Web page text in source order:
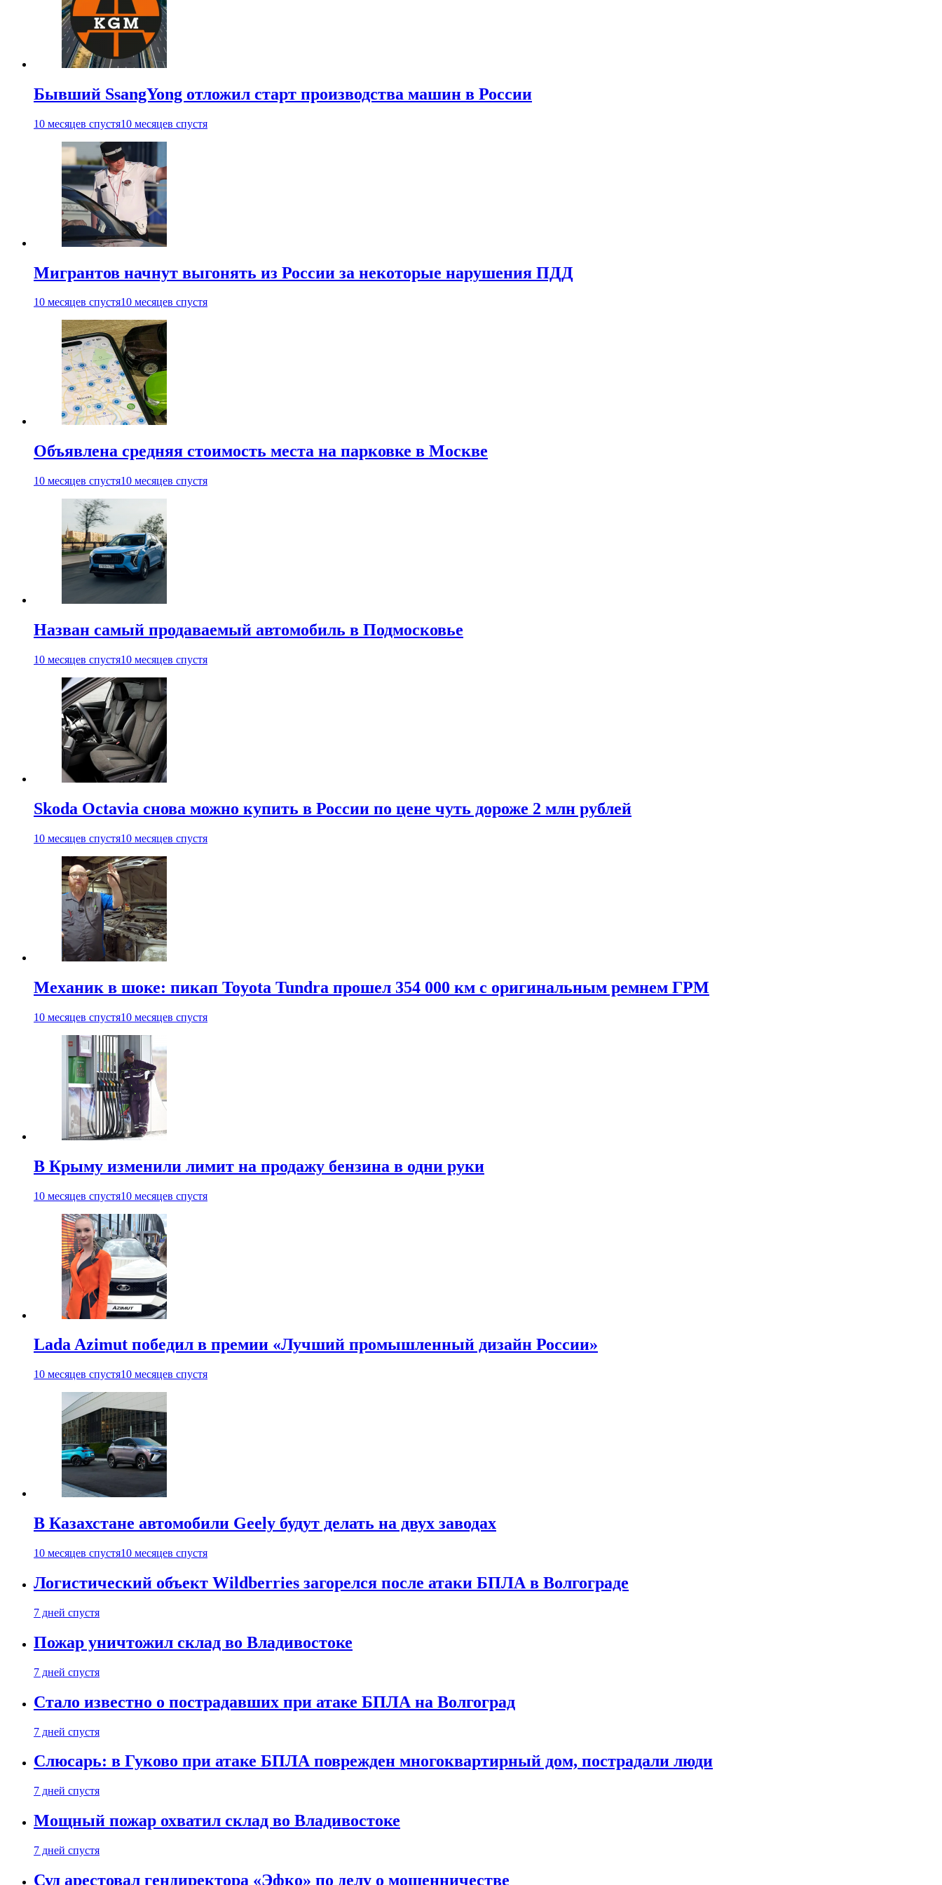
Бывший SsangYong отложил старт производства машин в России
10 месяцев спустя10 месяцев спустя
Мигрантов начнут выгонять из России за некоторые нарушения ПДД
10 месяцев спустя10 месяцев спустя
Объявлена средняя стоимость места на парковке в Москве
10 месяцев спустя10 месяцев спустя
Назван самый продаваемый автомобиль в Подмосковье
10 месяцев спустя10 месяцев спустя
Skoda Octavia снова можно купить в России по цене чуть дороже 2 млн рублей
10 месяцев спустя10 месяцев спустя
Механик в шоке: пикап Toyota Tundra прошел 354 000 км с оригинальным ремнем ГРМ
10 месяцев спустя10 месяцев спустя
В Крыму изменили лимит на продажу бензина в одни руки
10 месяцев спустя10 месяцев спустя
Lada Azimut победил в премии «Лучший промышленный дизайн России»
10 месяцев спустя10 месяцев спустя
В Казахстане автомобили Geely будут делать на двух заводах
10 месяцев спустя10 месяцев спустя
Логистический объект Wildberries загорелся после атаки БПЛА в Волгограде
7 дней спустя
Пожар уничтожил склад во Владивостоке
7 дней спустя
Стало известно о пострадавших при атаке БПЛА на Волгоград
7 дней спустя
Слюсарь: в Гуково при атаке БПЛА поврежден многоквартирный дом, пострадали люди
7 дней спустя
Мощный пожар охватил склад во Владивостоке
7 дней спустя
Суд арестовал гендиректора «Эфко» по делу о мошенничестве